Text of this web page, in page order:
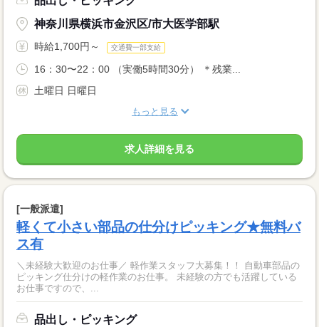
神奈川県横浜市金沢区/市大医学部駅
時給1,700円～ 交通費一部支給
16：30〜22：00 （実働5時間30分） ＊残業...
土曜日 日曜日
もっと見る
求人詳細を見る
[一般派遣]
軽くて小さい部品の仕分けピッキング★無料バ
ス有
＼未経験大歓迎のお仕事／ 軽作業スタッフ大募集！！ 自動車部品の
ピッキング仕分けの軽作業のお仕事。 未経験の方でも活躍している
お仕事ですので、...
品出し・ピッキング